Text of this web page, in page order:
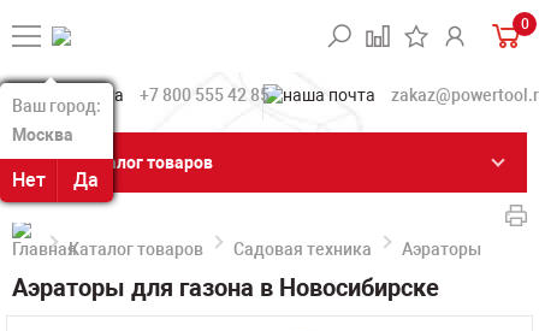
Ваш город:
Москва
Нет Да
Ваш город:
Москва
Нет Да
0
+7 800 555 42 85
Каталог товаров
Каталог товаров Садовая техника Аэраторы газона
Аэраторы для газона в Новосибирске